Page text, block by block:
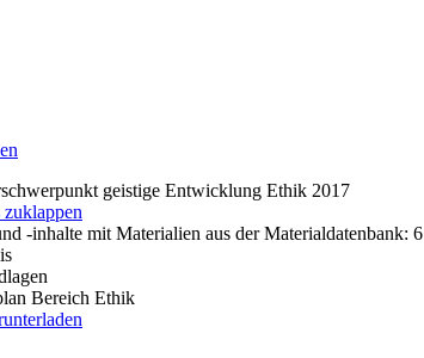
geistige Entwicklung Ethik 2017
-inhalte mit Materialien aus der Materialdatenbank: 6
Bereich Ethik